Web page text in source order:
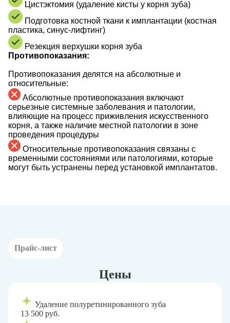
Цистэктомия (удаление кисты у корня зуба)
Подготовка костной ткани к имплантации (костная
пластика, синус-лифтинг)
Резекция верхушки корня зуба
Противопоказания:
Противопоказания делятся на абсолютные и
относительные:
Абсолютные противопоказания включают
серьезные системные заболевания и патологии,
влияющие на процесс приживления искусственного
корня, а также наличие местной патологии в зоне
проведения процедуры
Относительные противопоказания связаны с
временными состояниями или патологиями, которые
могут быть устранены перед установкой имплантатов.
Прайс-лист
Цены
Удаление полуретинированного зуба
13 500 руб.